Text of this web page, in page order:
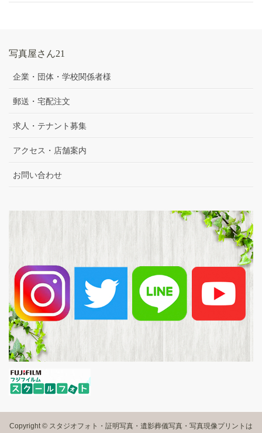
写真屋さん21
企業・団体・学校関係者様
郵送・宅配注文
求人・テナント募集
アクセス・店舗案内
お問い合わせ
Copyright © スタジオフォト・証明写真・遺影葬儀写真・写真現像プリントは